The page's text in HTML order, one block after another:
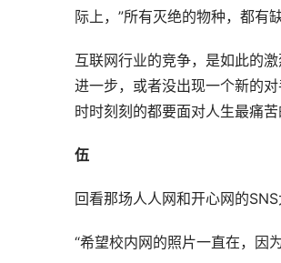
际上，”所有灭绝的物种，都有
互联网行业的竞争，是如此的
进一步，或者没出现一个新的
时时刻刻的都要面对人生最痛
伍
回看那场人人网和开心网的
“希望校内网的照片一直在，因